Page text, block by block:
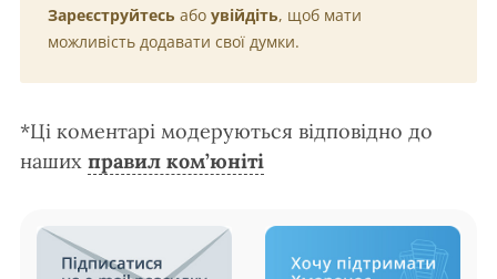
Зареєструйтесь або увійдіть, щоб мати
можливість додавати свої думки.
*Ці коментарі модеруються відповідно до
наших правил ком’юніті